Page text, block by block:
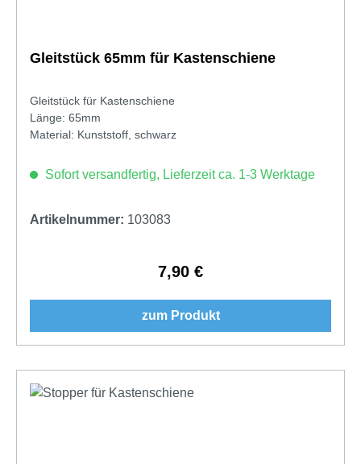
Gleitstück 65mm für Kastenschiene
Gleitstück für Kastenschiene
Länge: 65mm
Material: Kunststoff, schwarz
Sofort versandfertig, Lieferzeit ca. 1-3 Werktage
Artikelnummer: 103083
Regulärer Preis:
7,90 €
zum Produkt